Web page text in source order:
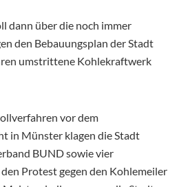
dann über die noch immer
den Bebauungsplan der Stadt
umstrittene Kohlekraftwerk
vor dem
in Münster klagen die Stadt
BUND sowie vier
Protest gegen den Kohlemeiler